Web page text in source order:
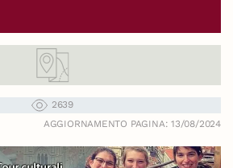
2639
AGGIORNAMENTO PAGINA: 13/08/2024